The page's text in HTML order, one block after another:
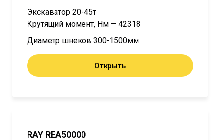
Экскаватор 20-45т
Крутящий момент, Нм — 42318
Диаметр шнеков 300-1500мм
Открыть
RAY REA50000